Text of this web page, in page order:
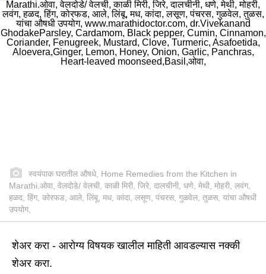
स्वयंपाक घरातील औषधे, Home Remedies from the Kitchen in
Marathi.ओवा, वेलदोडे/ वेलची, काळी मिरी, जिरे, दालचीनी, धणे, मेथी, मोहरी, लवंग,
हळद, हिंग, कोरफड, आले, लिंबू, मध, कांदा, लसूण, पंचरस, गुळवेल, तुळस, यांचा औषधी
उपयोग,
शेअर करा - आरोग्य विषयक खालील माहिती आवडल्यास नक्की
शेअर करा.